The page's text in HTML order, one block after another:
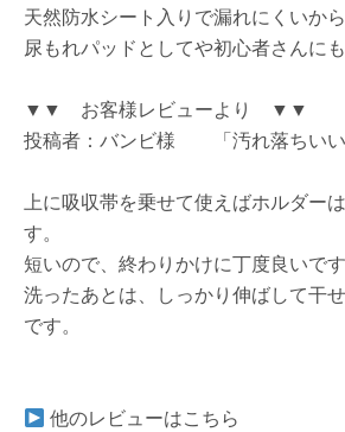
天然防水シート入りで漏れにくいから
尿もれパッドとしてや初心者さんに
▼▼ お客様レビューより ▼▼
投稿者：バンビ様 「汚れ落ちいい
上に吸収帯を乗せて使えばホルダー
す。
短いので、終わりかけに丁度良いです
洗ったあとは、しっかり伸ばして干
です。
他のレビューはこちら